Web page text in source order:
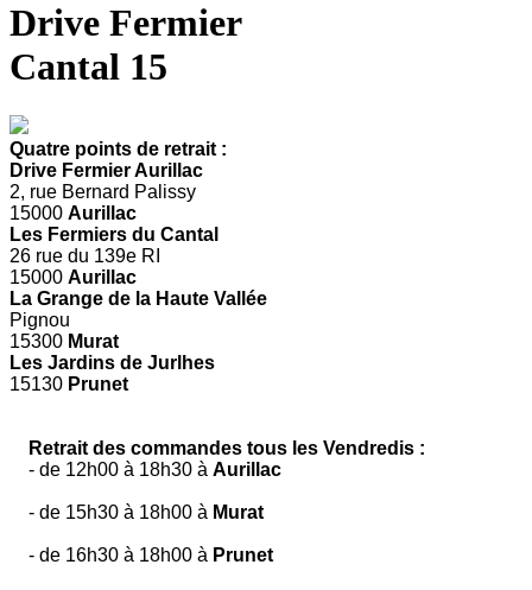
Drive Fermier
Cantal 15
Quatre points de retrait :
Drive Fermier Aurillac
2, rue Bernard Palissy
15000 Aurillac
Les Fermiers du Cantal
26 rue du 139e RI
15000 Aurillac
La Grange de la Haute Vallée
Pignou
15300 Murat
Les Jardins de Jurlhes
15130 Prunet
Retrait des commandes tous les Vendredis :
- de 12h00 à 18h30 à Aurillac
- de 15h30 à 18h00 à Murat
- de 16h30 à 18h00 à Prunet